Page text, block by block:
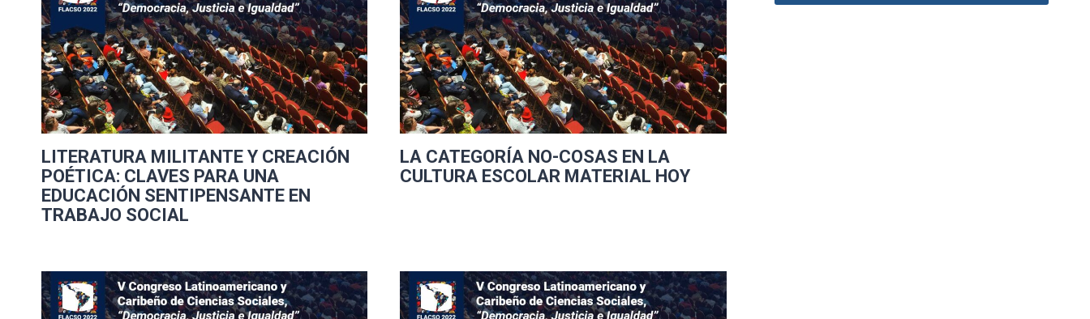
LITERATURA MILITANTE Y CREACIÓN
POÉTICA: CLAVES PARA UNA
EDUCACIÓN SENTIPENSANTE EN
TRABAJO SOCIAL
LA CATEGORÍA NO-COSAS EN LA
CULTURA ESCOLAR MATERIAL HOY